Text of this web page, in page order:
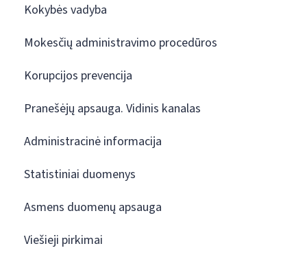
Kokybės vadyba
Mokesčių administravimo procedūros
Korupcijos prevencija
Pranešėjų apsauga. Vidinis kanalas
Administracinė informacija
Statistiniai duomenys
Asmens duomenų apsauga
Viešieji pirkimai